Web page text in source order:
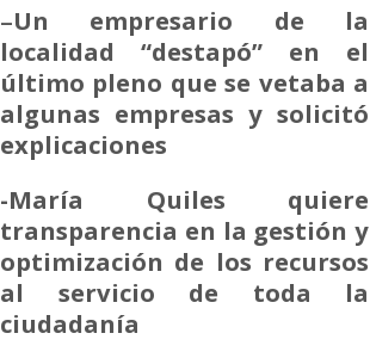
–Un empresario de la
localidad “destapó” en el
último pleno que se vetaba a
algunas empresas y solicitó
explicaciones
-María Quiles quiere
transparencia en la gestión y
optimización de los recursos
al servicio de toda la
ciudadanía